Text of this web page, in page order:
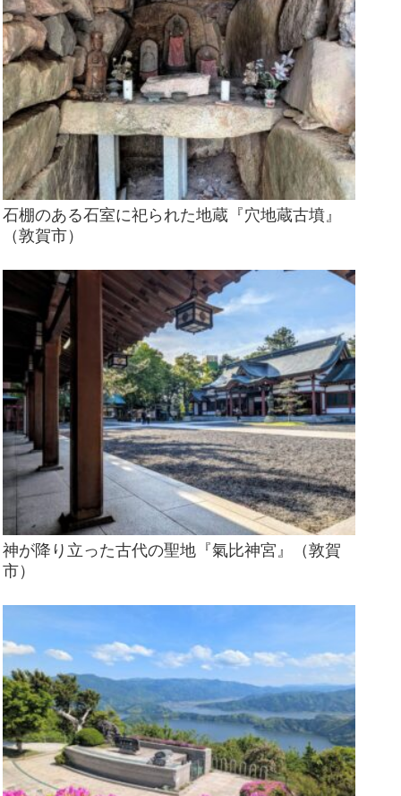
石棚のある石室に祀られた地蔵『穴地蔵古墳』
（敦賀市）
神が降り立った古代の聖地『氣比神宮』（敦賀
市）